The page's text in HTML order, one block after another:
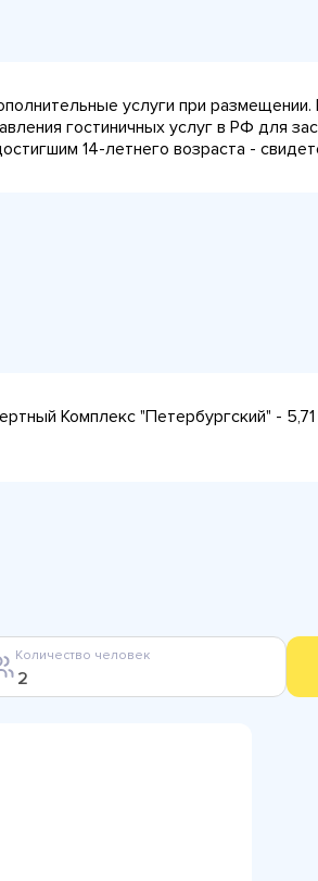
услуги при
гостиничных услуг в РФ для
14-летнего возраста -
Комплекс "Петербургский" -
Количество человек